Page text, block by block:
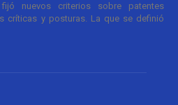
nuevos criterios sobre patentes
críticas y posturas. La que se definió